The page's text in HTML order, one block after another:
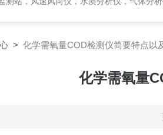
> 化学需氧量COD检测仪简要特点以
化学需氧量